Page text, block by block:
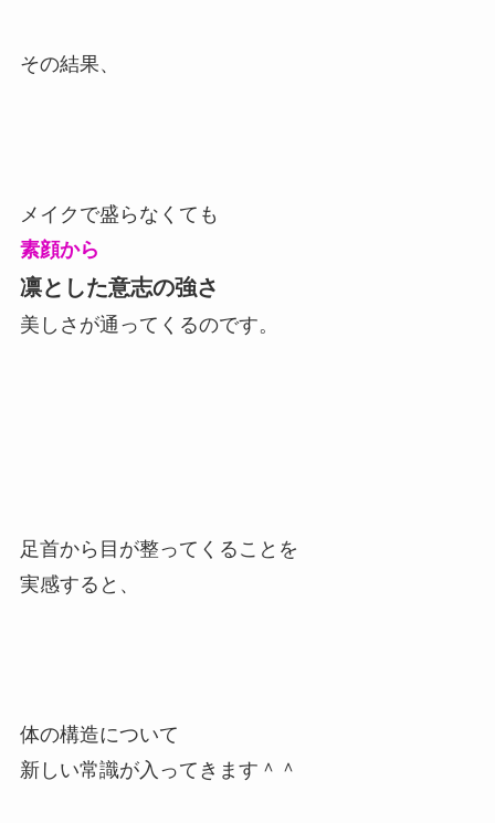
その結果、
メイクで盛らなくても
素顔から
凛とした意志の強さ
美しさが通ってくるのです。
足首から目が整ってくることを
実感すると、
体の構造について
新しい常識が入ってきます＾＾